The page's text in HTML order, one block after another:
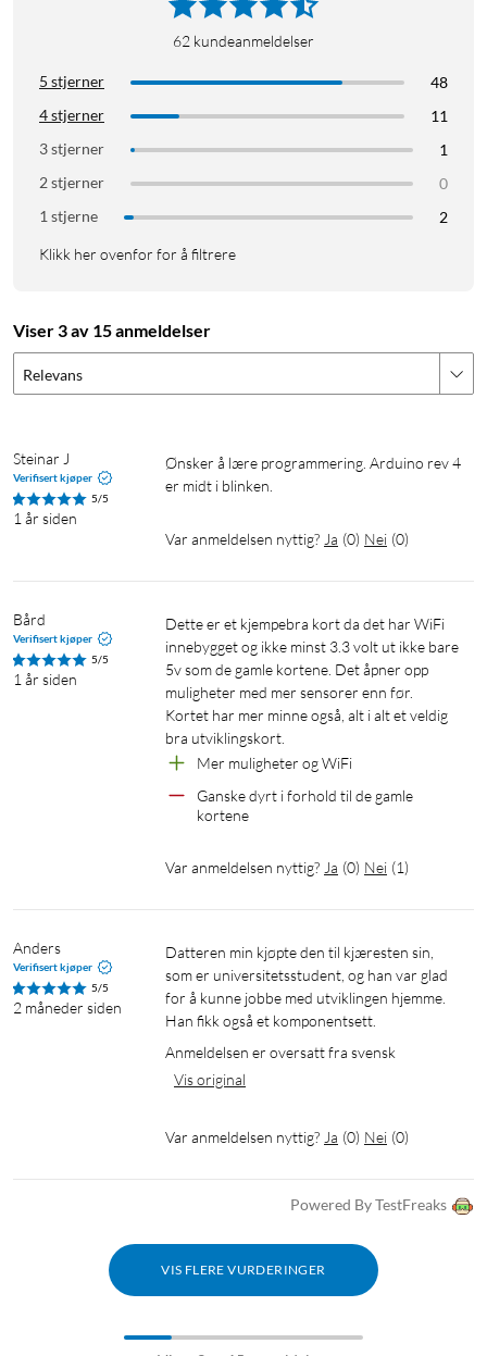
Mikrokontroller: Renesas RA4M1 (ARM Cortex M4)
Minne: 256 KB flash / 32 KB SRAM
Inngangsstrøm: 6–24 V
Hastighet: 48 MHz
For fullstendige spesifikasjoner se datablad under Support.
62 kundeanmeldelser
5 stjerner
48
4 stjerner
11
3 stjerner
1
2 stjerner
0
1 stjerne
2
Klikk her ovenfor for å filtrere
Viser 3 av 15 anmeldelser
Relevans
Steinar J
Verifisert kjøper
5/5
1 år siden
Ønsker å lære programmering. Arduino rev 4
er midt i blinken.
Var anmeldelsen nyttig? Ja (0) Nei (0)
Bård
Verifisert kjøper
5/5
1 år siden
Dette er et kjempebra kort da det har WiFi
innebygget og ikke minst 3.3 volt ut ikke bare
5v som de gamle kortene. Det åpner opp
muligheter med mer sensorer enn før.
Kortet har mer minne også, alt i alt et veldig
bra utviklingskort.
Mer muligheter og WiFi
Ganske dyrt i forhold til de gamle
kortene
Var anmeldelsen nyttig? Ja (0) Nei (1)
Anders
Verifisert kjøper
5/5
2 måneder siden
Datteren min kjøpte den til kjæresten sin,
som er universitetsstudent, og han var glad
for å kunne jobbe med utviklingen hjemme.
Han fikk også et komponentsett.
Anmeldelsen er oversatt fra svensk
Vis original
Var anmeldelsen nyttig? Ja (0) Nei (0)
Powered By TestFreaks
VIS FLERE VURDERINGER